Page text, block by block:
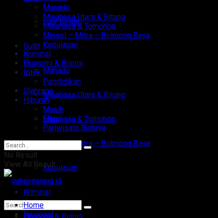
Luar Negeri
Sulut
Manado
Minahasa Utara & Bitung
Minahasa & Tomohon
Minsel – Mitra – Bolmong Raya
Kepulauan
Kriminal
Manado
Minahasa Utara & Bitung
Minahasa & Tomohon
Minsel – Mitra – Bolmong Raya
Kepulauan
Kriminal
Ekonomi & Bisnis
Iptek
Pendidikan
Olahraga
Hiburan
Musik
Film
Pariwisata Budaya
No Result
View All Result
Home
Nasional